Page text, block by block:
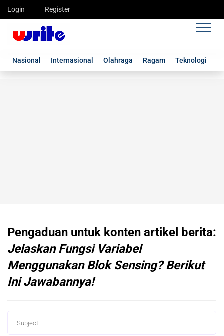
Login Register
Nasional Internasional Olahraga Ragam Teknologi
Pengaduan untuk konten artikel berita:
Jelaskan Fungsi Variabel
Menggunakan Blok Sensing? Berikut
Ini Jawabannya!